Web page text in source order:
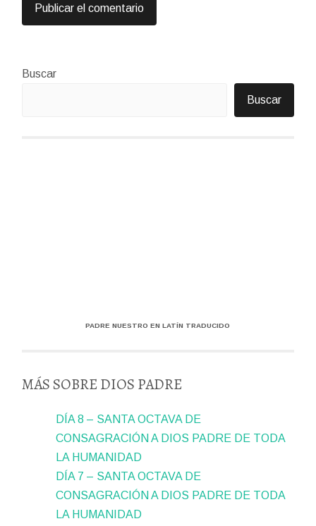
Buscar
Buscar
PADRE NUESTRO EN LATÍN TRADUCIDO
MÁS SOBRE DIOS PADRE
DÍA 8 – SANTA OCTAVA DE
CONSAGRACIÓN A DIOS PADRE DE TODA
LA HUMANIDAD
DÍA 7 – SANTA OCTAVA DE
CONSAGRACIÓN A DIOS PADRE DE TODA
LA HUMANIDAD